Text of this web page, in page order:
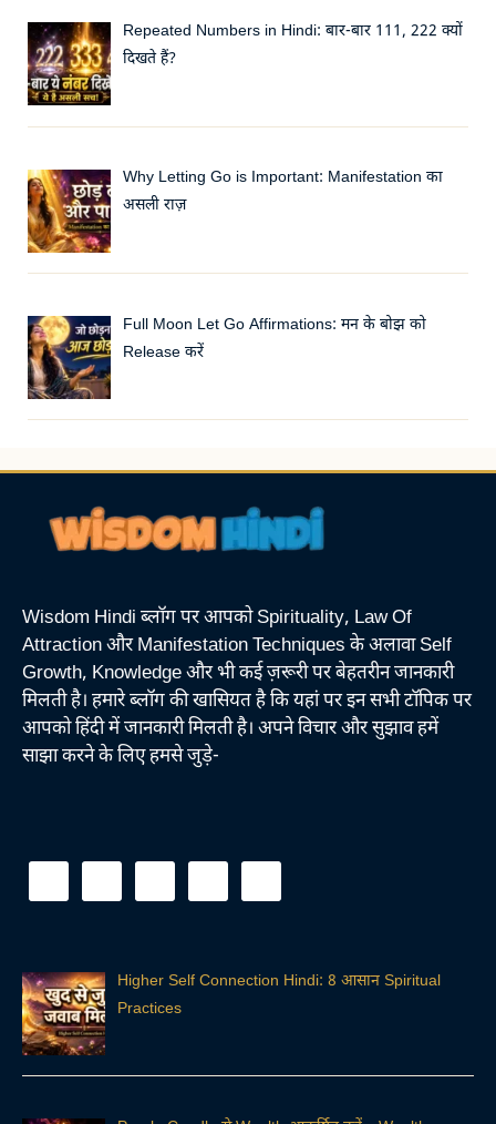
Repeated Numbers in Hindi: बार-बार 111, 222 क्यों
दिखते हैं?
Why Letting Go is Important: Manifestation का
असली राज़
Full Moon Let Go Affirmations: मन के बोझ को
Release करें
Wisdom Hindi ब्लॉग पर आपको Spirituality, Law Of
Attraction और Manifestation Techniques के अलावा Self
Growth, Knowledge और भी कई ज़रूरी पर बेहतरीन जानकारी
मिलती है। हमारे ब्लॉग की खासियत है कि यहां पर इन सभी टॉपिक पर
आपको हिंदी में जानकारी मिलती है। अपने विचार और सुझाव हमें
साझा करने के लिए हमसे जुड़े-
Higher Self Connection Hindi: 8 आसान Spiritual
Practices